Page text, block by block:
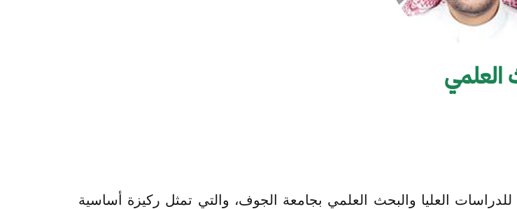
العلمي
العليا والبحث العلمي بجامعة الجوف، والتي تمثل ركيزة أساسية